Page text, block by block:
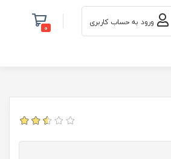
ورود به حساب کاربری 0